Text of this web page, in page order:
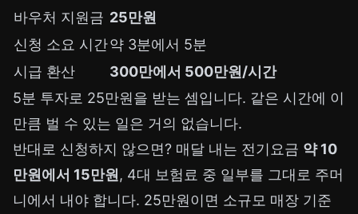
바우처 지원금 25만원
신청 소요 시간약 3분에서 5분
시급 환산
300만에서 500만원/시간
5분 투자로 25만원을 받는 셈입니다. 같은 시간에 이
만큼 벌 수 있는 일은 거의 없습니다.
반대로 신청하지 않으면? 매달 내는 전기요금 약 10
만원에서 15만원, 4대 보험료 중 일부를 그대로 주머
니에서 내야 합니다. 25만원이면 소규모 매장 기준